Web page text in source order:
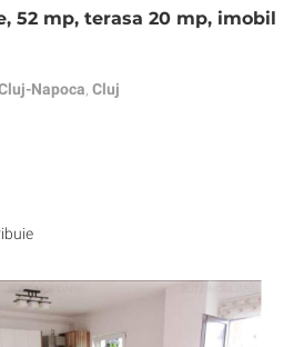
52 mp, terasa 20 mp, imobil
Napoca Cluj